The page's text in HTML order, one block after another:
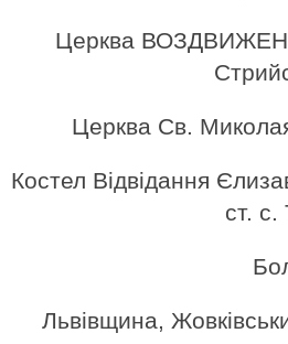
Церква
Церква Cв.
Костел Відвідання
ст. с.
Львівщина,